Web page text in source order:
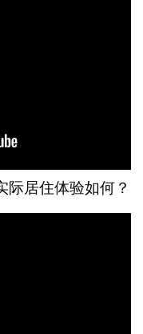
际居住体验如何？